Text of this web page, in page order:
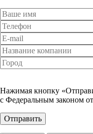
Нажимая кнопку
с Федеральным законом